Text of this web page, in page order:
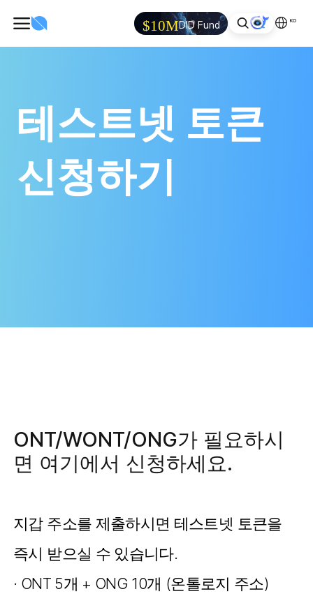
$10MDID Fund KO
테스트넷 토큰
신청하기
ONT/WONT/ONG가 필요하시
면 여기에서 신청하세요.
지갑 주소를 제출하시면 테스트넷 토큰을
즉시 받으실 수 있습니다.
· ONT 5개 + ONG 10개 (온톨로지 주소)